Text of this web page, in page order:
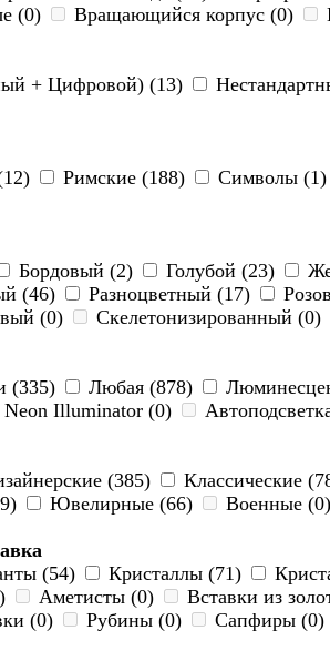
(0) Вращающийся корпус (0)
+ Цифровой) (13)
Римские (188) Символы (1)
Бордовый (2) Голубой (23)
(46) Разноцветный (17)
(0) Скелетонизированный (0)
(335) Любая (878)
Neon Illuminator (0)
(385) Классические
Ювелирные (66) Военные (0)
(54) Кристаллы (71)
Аметисты (0) Вставки из
(0) Рубины (0) Сапфиры (0)